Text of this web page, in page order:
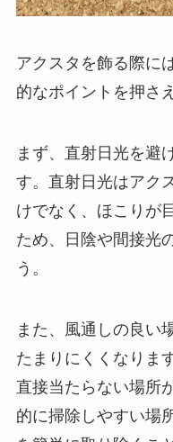
アクスタを飾る際に
的なポイントを押さ
まず、直射日光を避
す。直射日光はアク
けでなく、ほこりが
ため、日陰や間接光
う。
また、風通しの良い
たまりにくくなりま
直接当たらない場所
的に掃除しやすい場